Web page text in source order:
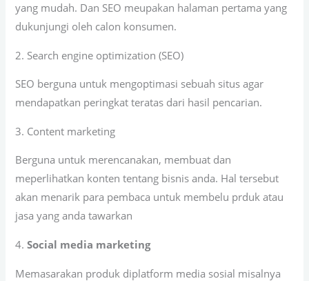
yang mudah. Dan SEO meupakan halaman pertama yang
dukunjungi oleh calon konsumen.
2. Search engine optimization (SEO)
SEO berguna untuk mengoptimasi sebuah situs agar
mendapatkan peringkat teratas dari hasil pencarian.
3. Content marketing
Berguna untuk merencanakan, membuat dan
meperlihatkan konten tentang bisnis anda. Hal tersebut
akan menarik para pembaca untuk membelu prduk atau
jasa yang anda tawarkan
4.Social media marketing
Memasarakan produk diplatform media sosial misalnya